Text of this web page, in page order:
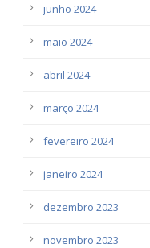
junho 2024
maio 2024
abril 2024
março 2024
fevereiro 2024
janeiro 2024
dezembro 2023
novembro 2023